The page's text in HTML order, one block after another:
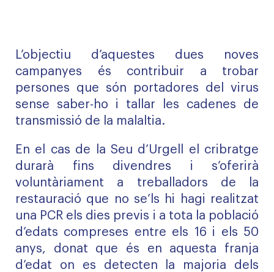
L’objectiu d’aquestes dues noves
campanyes és contribuir a trobar
persones que són portadores del virus
sense saber-ho i tallar les cadenes de
transmissió de la malaltia.
En el cas de la Seu d’Urgell el cribratge
durarà fins divendres i s’oferirà
voluntàriament a treballadors de la
restauració que no se’ls hi hagi realitzat
una PCR els dies previs i a tota la població
d’edats compreses entre els 16 i els 50
anys, donat que és en aquesta franja
d’edat on es detecten la majoria dels